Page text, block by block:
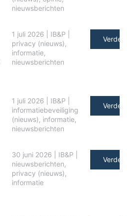
nieuwsberichten
1 juli 2026 IB&P
privacy (nieuws),
informatie,
nieuwsberichten
Verder
1 juli 2026 IB&P
informatiebeveiliging
(nieuws), informatie,
nieuwsberichten
Verder
30 juni 2026 IB&P
nieuwsberichten,
privacy (nieuws),
informatie
Verder